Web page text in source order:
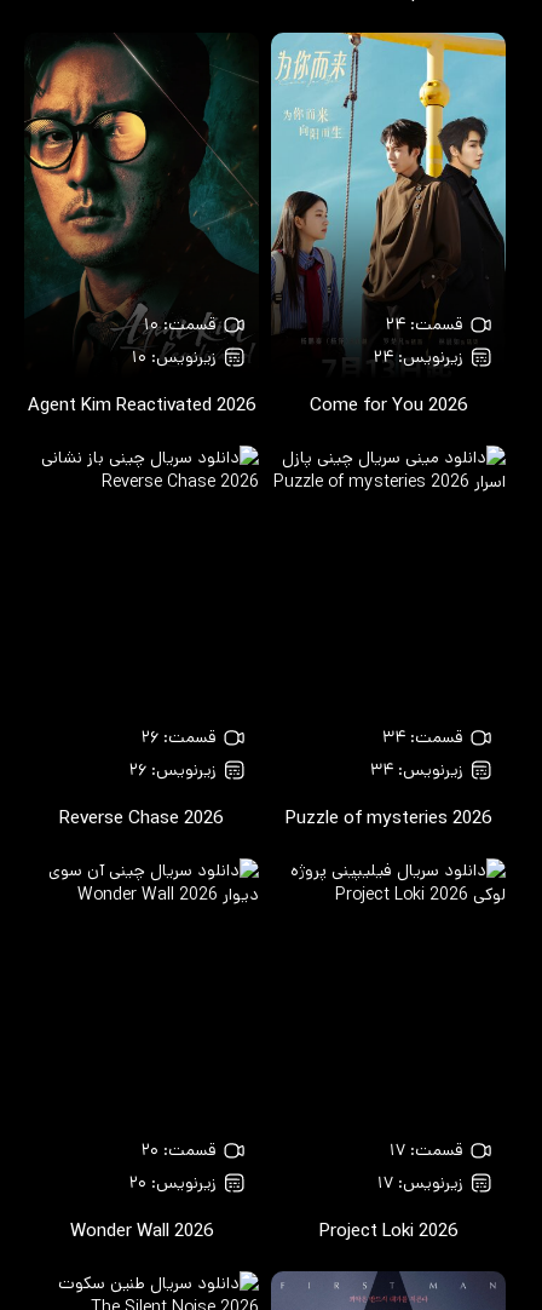
قسمت: ۲۴
زیرنویس: ۲۴
Come for You2026
قسمت: ۱۰
زیرنویس: ۱۰
Agent Kim Reactivated2026
قسمت: ۳۴
زیرنویس: ۳۴
Puzzle of mysteries 2026
قسمت: ۲۶
زیرنویس: ۲۶
Reverse Chase 2026
قسمت: ۱۷
زیرنویس: ۱۷
Project Loki2026
قسمت: ۲۰
زیرنویس: ۲۰
Wonder Wall2026